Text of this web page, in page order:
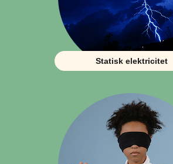
Statisk elektricitet